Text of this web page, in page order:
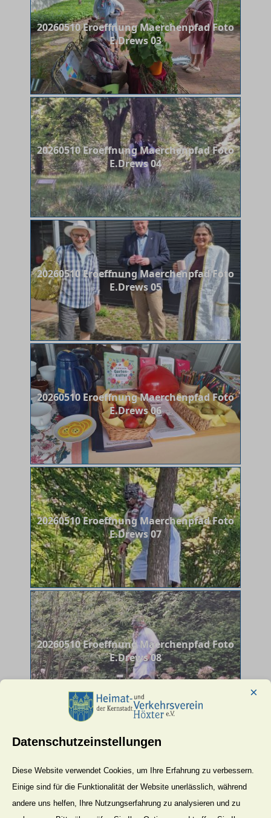
20260510 Eroeffnung Maerchenpfad Foto
E.Drews 03
20260510 Eroeffnung Maerchenpfad Foto
E.Drews 04
20260510 Eroeffnung Maerchenpfad Foto
E.Drews 05
20260510 Eroeffnung Maerchenpfad Foto
E.Drews 06
20260510 Eroeffnung Maerchenpfad Foto
E.Drews 07
20260510 Eroeffnung Maerchenpfad Foto
E.Drews 08
20260510 Eroeffnung Maerchenpfad Foto
E.Drews 09
Datenschutzeinstellungen
×
Diese Website verwendet Cookies, um Ihre Erfahrung zu verbessern.
Einige sind für die Funktionalität der Website unerlässlich, während
andere uns helfen, Ihre Nutzungserfahrung zu analysieren und zu